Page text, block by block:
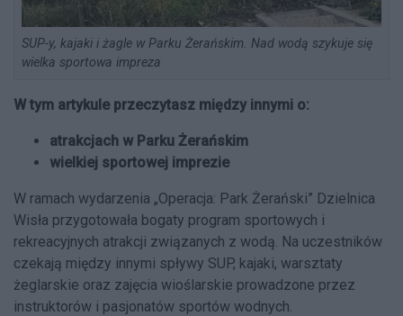
SUP-y, kajaki i żagle w Parku Żerańskim. Nad wodą szykuje się
wielka sportowa impreza
W tym artykule przeczytasz między innymi o:
atrakcjach w Parku Żerańskim
wielkiej sportowej imprezie
W ramach wydarzenia „Operacja: Park Żerański” Dzielnica
Wisła przygotowała bogaty program sportowych i
rekreacyjnych atrakcji związanych z wodą. Na uczestników
czekają między innymi spływy SUP, kajaki, warsztaty
żeglarskie oraz zajęcia wioślarskie prowadzone przez
instruktorów i pasjonatów sportów wodnych.